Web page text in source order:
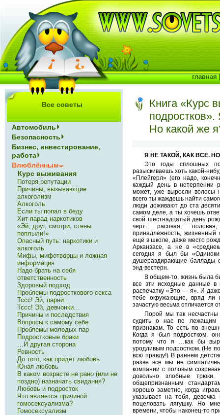
Книга «Курс
подростков».
Но какой же
Я НЕ ТАКОЙ, КАК ВСЕ.
Это годы сплошных
разыскиваешь хоть какой-
«Плейгерл» (его надо,
каждый день в нетерпении
может, уже выросли волосы
всего ты жаждешь найти
люди доживают до ста
самом деле, а ты хочешь
свой шестнадцатый день
черт: расовая,
принадлежность, жизненный
ещё в школе, даже место
Арканзасе, а не в
сегодня я был бы
душераздирающие баллады
энд-вестерн.
В общем-то, жизнь была
все эти исходные данные в
распечатку «Это — я». И
тебе окружающие, вряд
зачастую весьма отличается
Порой мы так несчастны
судить о нас по лежащим
признакам. То есть по
Когда я был подростком,
потому что я …как бы
уродливым подростком. (Не
всю правду!) В раннем
разве все мы не
компании с половым
довольно злобные
общепризнанным
хорошо заметно, когда
указывает на тебя,
поцеловать лягушку. Но
времени, чтобы наконец-то
Все советы
Автомобиль
Безопасность
Бизнес, инвестирование,
работа
Влюблённым
Курс выживания
Потеря репутации
Причины, вызывающие
алкоголизм
Алкоголь
Если ты попал в беду
Хит-парад наркотиков
«Эй, друг, смотри, стены
поплыли!»
Опасный путь: наркотики и
алкоголь
Мифы, мифотворцы и ложная
информация
Надо брать на себя
ответственность
Здоровый подход
Проблемы подросткового секса
Тссс! Эй, парни…
Тссс! Эй, девчонки…
Причины и последствия
Вопросы к самому себе
Проблемы молодых пар
Подростковые браки
…И другая сторона
Ревность
До того, как придёт любовь
Юная любовь
В каком возрасте не рано (или не
поздно) назначать свидания?
Любовь и подросток
Что является причиной
гомосексуализма?
Гомосексуализм
главная